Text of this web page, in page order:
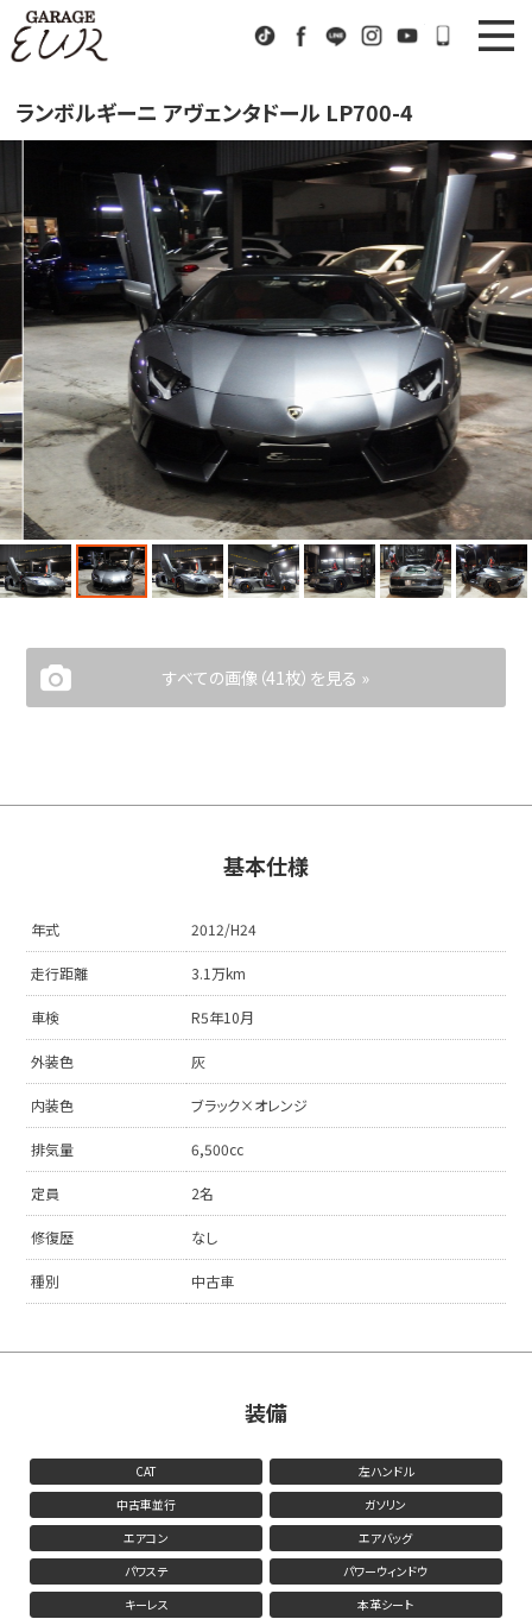
TikTokFacebook
LINE InstagramYoutube072-
ニュース
Stock List
EUR Sports
EURスポーツ
Factory
工場紹介
Company
会社概要
Access
アクセス
Contact us
お問い合わせ
ランボルギーニ アヴェンタドール LP700-4
すべての画像（41枚）を見る »
基本仕様
年式 2012/H24
走行距離 3.1万km
車検 R5年10月
外装色 灰
内装色 ブラック×オレンジ
排気量 6,500cc
定員 2名
修復歴 なし
種別 中古車
装備
CAT
左ハンドル
中古車並行
ガソリン
エアコン
エアバッグ
パワステ
パワーウィンドウ
キーレス
本革シート